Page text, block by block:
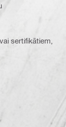
sertifikātiem,